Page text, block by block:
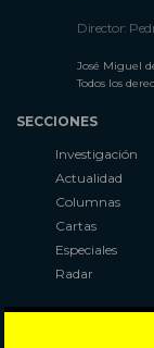
Director:
José Miguel
Todos los
SECCIONES
Investigación
Actualidad
Columnas
Cartas
Especiales
Radar